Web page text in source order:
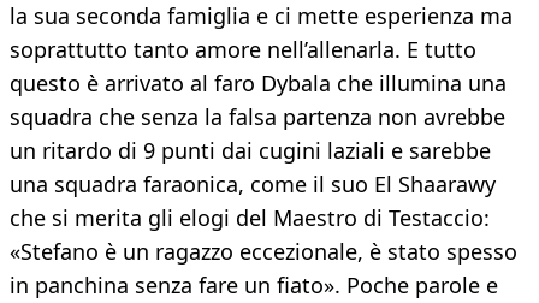
la sua seconda famiglia e ci mette esperienza ma
soprattutto tanto amore nell’allenarla. E tutto
questo è arrivato al faro Dybala che illumina una
squadra che senza la falsa partenza non avrebbe
un ritardo di 9 punti dai cugini laziali e sarebbe
una squadra faraonica, come il suo El Shaarawy
che si merita gli elogi del Maestro di Testaccio:
«Stefano è un ragazzo eccezionale, è stato spesso
in panchina senza fare un fiato». Poche parole e